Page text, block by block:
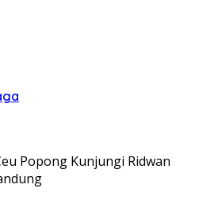
Popong Kunjungi Ridwan